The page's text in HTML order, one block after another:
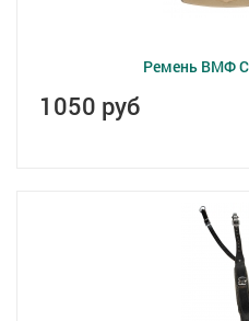
Ремень ВМФ
1050 руб